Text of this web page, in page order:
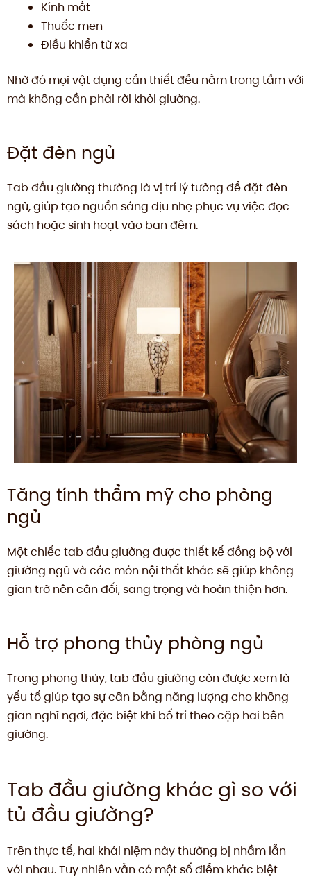
Kính mắt
Thuốc men
Điều khiển từ xa
Nhờ đó mọi vật dụng cần thiết đều nằm trong tầm với
mà không cần phải rời khỏi giường.
Đặt đèn ngủ
Tab đầu giường thường là vị trí lý tưởng để đặt đèn
ngủ, giúp tạo nguồn sáng dịu nhẹ phục vụ việc đọc
sách hoặc sinh hoạt vào ban đêm.
Tăng tính thẩm mỹ cho phòng
ngủ
Một chiếc tab đầu giường được thiết kế đồng bộ với
giường ngủ và các món nội thất khác sẽ giúp không
gian trở nên cân đối, sang trọng và hoàn thiện hơn.
Hỗ trợ phong thủy phòng ngủ
Trong phong thủy, tab đầu giường còn được xem là
yếu tố giúp tạo sự cân bằng năng lượng cho không
gian nghỉ ngơi, đặc biệt khi bố trí theo cặp hai bên
giường.
Tab đầu giường khác gì so với
tủ đầu giường?
Trên thực tế, hai khái niệm này thường bị nhầm lẫn
với nhau. Tuy nhiên vẫn có một số điểm khác biệt